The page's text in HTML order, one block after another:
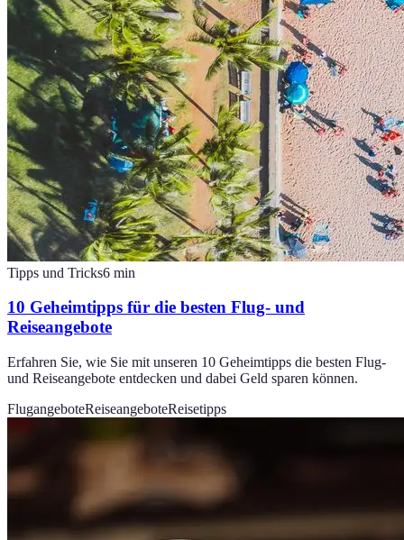
Tipps und Tricks6 min
10 Geheimtipps für die besten Flug- und
Reiseangebote
Erfahren Sie, wie Sie mit unseren 10 Geheimtipps die besten Flug-
und Reiseangebote entdecken und dabei Geld sparen können.
FlugangeboteReiseangeboteReisetipps